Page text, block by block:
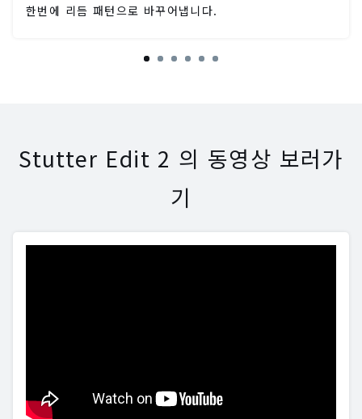
한번에 리듬 패턴으로 바꾸어냅니다.
Stutter Edit 2 의 동영상 보러가
기